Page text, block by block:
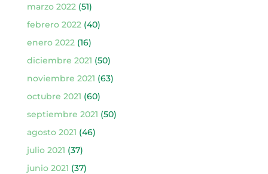
marzo 2022 (51)
febrero 2022 (40)
enero 2022 (16)
diciembre 2021 (50)
noviembre 2021 (63)
octubre 2021 (60)
septiembre 2021 (50)
agosto 2021 (46)
julio 2021 (37)
junio 2021 (37)